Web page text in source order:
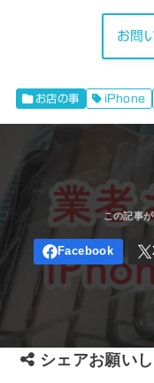
お問
お店の事 iPhone
シェアお願いし